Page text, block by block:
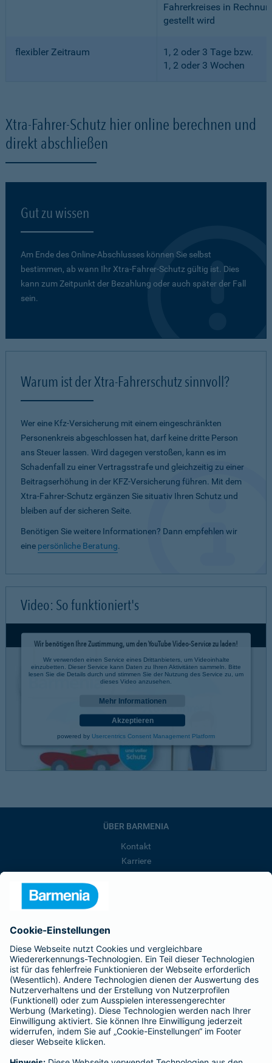
Fahrerkreises in
gestellt wird
flexibler Zeitraum
1, 2 oder 3 Tage bzw.
1, 2 oder 3 Wochen
Xtra-Fahrer-Schutz hier online berechnen und
direkt abschließen
Gut zu wissen
Am Ende des Online-Abschlusses können Sie selbst
bestimmen, ab wann Ihr Xtra-Fahrer-Schutz gültig ist. Dies
kann zum Zeitpunkt der Bezahlung oder auch später der Fall
sein.
Warum ist der Xtra-Fahrerschutz sinnvoll?
Wer eine Kfz-Versicherung mit einem eingeschränkten
Personenkreis abgeschlossen hat, darf keine dritte Person
ans Steuer lassen. Wird dagegen verstoßen, kann es im
Schadenfall zu einer Vertragsstrafe und gleichzeitig zu einer
Beitragserhöhung in der KFZ-Versicherung führen. Mit dem
Xtra-Fahrer-Schutz ergänzen Sie situativ Ihren Schutz und
bleiben auf der sicheren Seite.
Benötigen Sie weitere Informationen? Dann empfehlen wir
eine persönliche Beratung.
Video: So funktioniert's
Wir benötigen Ihre Zustimmung, um den YouTube Video-Service zu laden!
Wir verwenden einen Service eines Drittanbieters, um Videoinhalte
einzubetten. Dieser Service kann Daten zu Ihren Aktivitäten sammeln. Bitte
lesen Sie die Details durch und stimmen Sie der Nutzung des Service zu, um
dieses Video anzusehen.
Mehr Informationen
Akzeptieren
powered by Usercentrics Consent Management Platform
ÜBER BARMENIA
Kontakt
Karriere
Barmenia ist Teil der BarmeniaGothaer
BELIEBTE SEITEN
Kranken-Zusatzversicherung
Tierversicherungen
Haftpflichtversicherung
Hausratversicherung